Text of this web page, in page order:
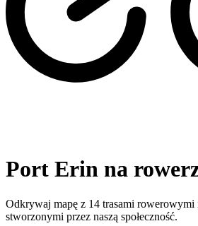
Port Erin na
Odkrywaj mapę z 14 trasami
stworzonymi przez naszą społeczność.